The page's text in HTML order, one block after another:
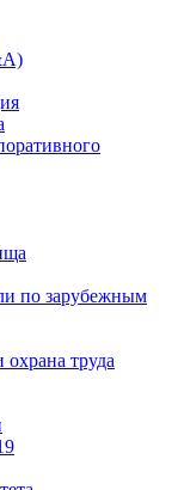
по зарубежным
труда